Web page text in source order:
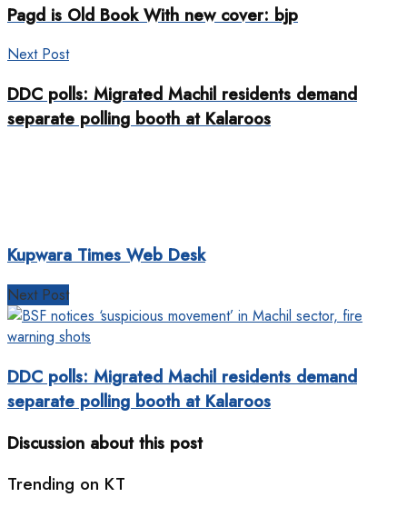
Pagd is Old Book With new cover: bjp
Next Post
DDC polls: Migrated Machil residents demand
separate polling booth at Kalaroos
Kupwara Times Web Desk
Next Post
DDC polls: Migrated Machil residents demand
separate polling booth at Kalaroos
Discussion about this post
Trending on KT